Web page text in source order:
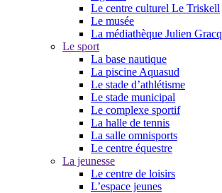
Le centre culturel Le Triskell
Le musée
La médiathèque Julien Gracq
Le sport
La base nautique
La piscine Aquasud
Le stade d’athlétisme
Le stade municipal
Le complexe sportif
La halle de tennis
La salle omnisports
Le centre équestre
La jeunesse
Le centre de loisirs
L’espace jeunes